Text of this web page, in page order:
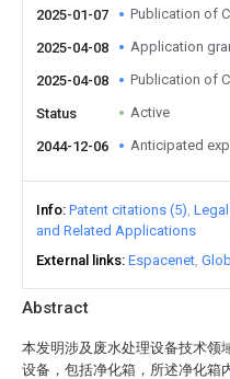
Abstract
本发明涉及废水处理设备技术领
设备，包括净化箱，所述净化箱
2025-01-07 Publication of
2025-04-08 Application
2025-04-08 Publication of
Status Active
2044-12-06 Anticipated
Info Patent citations (5)
and Related Applications
External links Espacenet